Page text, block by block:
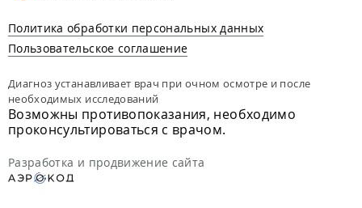
Политика обработки персональных данных
Пользовательское соглашение
Диагноз устанавливает врач при очном осмотре и после
необходимых исследований
Возможны противопоказания, необходимо
проконсультироваться с врачом.
Разработка и продвижение сайта